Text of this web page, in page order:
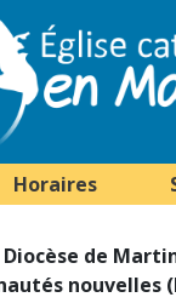
Horaires
Diocèse de
nouvelles